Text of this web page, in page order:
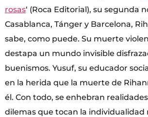
rosas‘ (Roca Editorial), su segunda
Casablanca, Tánger y Barcelona,
sabe, como puede. Su muerte
destapa un mundo invisible
buenismos. Yusuf, su educador
en la herida que la muerte de
él. Con todo, se enhebran
dilemas que tocan la individualidad